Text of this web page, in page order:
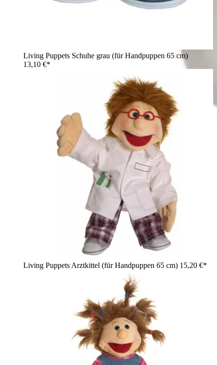
Living Puppets Schuhe grau (für Handpuppen 65 cm)
13,10 €*
Living Puppets Arztkittel (für Handpuppen 65 cm) 15,20 €*